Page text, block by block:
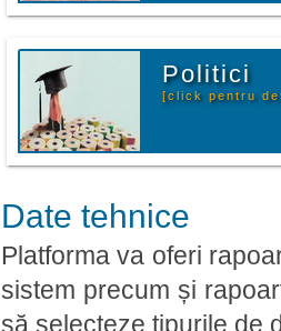
Politici
[click pentru
Date tehnice
Platforma va oferi
sistem precum și
să selecteze tipurile de